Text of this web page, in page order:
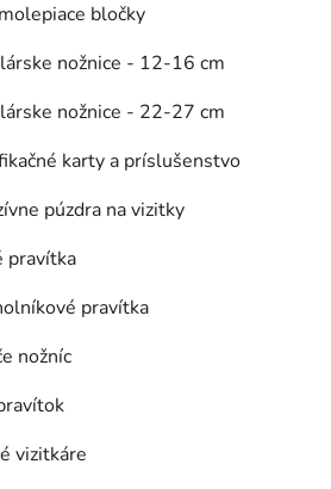
bločky
nožnice - 12-16 cm
nožnice - 22-27 cm
karty a príslušenstvo
púzdra na vizitky
pravítka
pravítka
nožníc
vizitkáre